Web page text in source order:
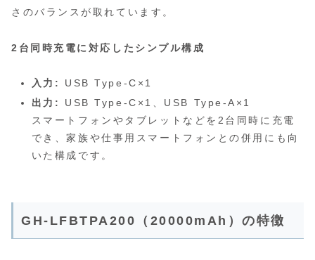
さのバランスが取れています。
2台同時充電に対応したシンプル構成
入力:
USB Type-C×1
出力:
USB Type-C×1、USB Type-A×1
スマートフォンやタブレットなどを2台同時に充電
でき、家族や仕事用スマートフォンとの併用にも向
いた構成です。
GH-LFBTPA200（20000mAh）の特徴